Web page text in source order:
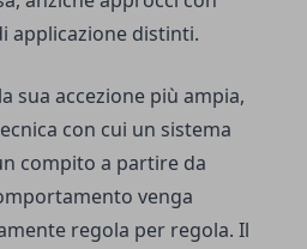
applicazione distinti.
sua accezione più ampia,
con cui un sistema
compito a partire da
venga
regola per regola. Il